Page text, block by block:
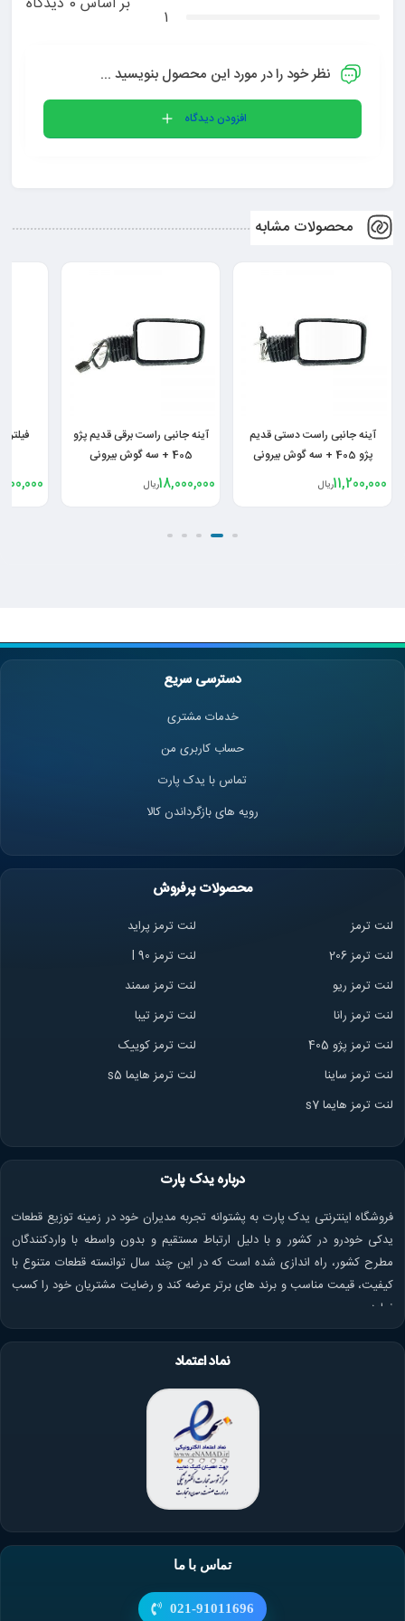
امتیاز شما
1
نظر خود را در مورد این محصول بنویسید ...
افزودن دیدگاه
محصولات مشابه
آینه جانبی راست برقی قدیم پژو
405 + سه گوش بیرونی
18,000,000ریال
فیلتر هوا سرکان SF939 پژو
405 پارس سمند
3,900,000ریال
آینه
دسترسی سریع
خدمات مشتری
حساب کاربری من
تماس با یدک پارت
رویه های بازگرداندن کالا
محصولات پرفروش
لنت ترمز
لنت ترمز پراید
لنت ترمز 206
لنت ترمز l 90
لنت ترمز ریو
لنت ترمز سمند
لنت ترمز رانا
لنت ترمز تیبا
لنت ترمز پژو 405
لنت ترمز کوییک
لنت ترمز ساینا
لنت ترمز هایما s5
لنت ترمز هایما s7
درباره یدک پارت
فروشگاه اینترنتی یدک پارت به پشتوانه تجربه مدیران خود در زمینه توزیع قطعات
یدکی خودرو در کشور و با دلیل ارتباط مستقیم و بدون واسطه با واردکنندگان
مطرح کشور، راه اندازی شده است که در این چند سال توانسته قطعات متنوع با
کیفیت، قیمت مناسب و برند های برتر عرضه کند و رضایت مشتریان خود را کسب
نماید.
نماد اعتماد
تماس با ما
021-91011696